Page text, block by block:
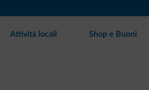
Attività locali Shop e Buoni